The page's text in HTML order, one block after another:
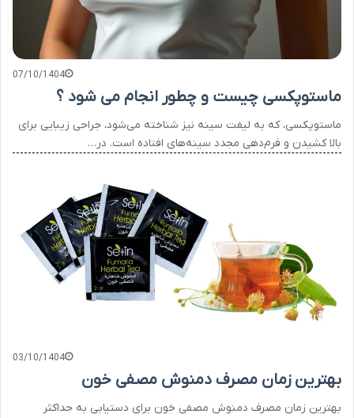
07/10/1404
ماستوپکسی چیست و چطور انجام می شود ؟
ماستوپکسی، که به لیفت سینه نیز شناخته می‌شود، جراحی زیبایی برای
بالا کشیدن و فرم‌دهی مجدد سینه‌های افتاده است. در…
03/10/1404
بهترین زمان مصرف دمنوش مصفی خون
بهترین زمان مصرف دمنوش مصفی خون برای دستیابی به حداکثر